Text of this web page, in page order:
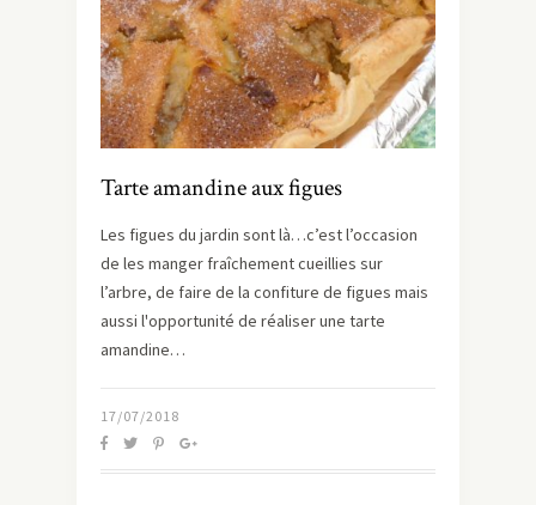
Tarte amandine aux figues
Les figues du jardin sont là…c’est l’occasion
de les manger fraîchement cueillies sur
l’arbre, de faire de la confiture de figues mais
aussi l'opportunité de réaliser une tarte
amandine…
17/07/2018